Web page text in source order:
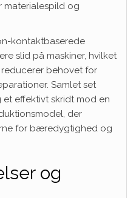
materialespild og
kontaktbaserede
slid på maskiner, hvilket
behovet for
Samlet set
effektivt skridt mod en
der
for bæredygtighed og
og